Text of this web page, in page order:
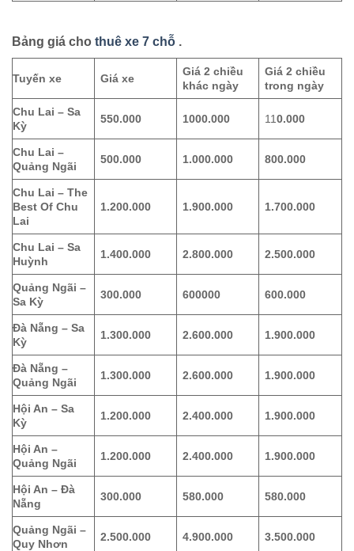
Bảng giá cho thuê xe 7 chỗ .
Tuyến xe Giá xe
Giá 2 chiều
khác ngày
Giá 2 chiều
trong ngày
Chu Lai – Sa
Kỳ
550.000 1000.000 110.000
Chu Lai –
Quảng Ngãi
500.000 1.000.000 800.000
Chu Lai – The
Best Of Chu
Lai
1.200.000 1.900.000 1.700.000
Chu Lai – Sa
Huỳnh
1.400.000 2.800.000 2.500.000
Quảng Ngãi –
Sa Kỳ
300.000 600000 600.000
Đà Nẵng – Sa
Kỳ
1.300.000 2.600.000 1.900.000
Đà Nẵng –
Quảng Ngãi
1.300.000 2.600.000 1.900.000
Hội An – Sa
Kỳ
1.200.000 2.400.000 1.900.000
Hội An –
Quảng Ngãi
1.200.000 2.400.000 1.900.000
Hội An – Đà
Nẵng
300.000 580.000 580.000
Quảng Ngãi –
Quy Nhơn
2.500.000 4.900.000 3.500.000